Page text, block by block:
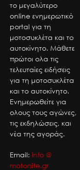
το μεγαλύτερο
online ενημερωτικό
portal για τη
μοτοσυκλέτα και το
αυτοκίνητο. Μάθετε
πρώτοι ολα τις
τελευταίες ειδήσεις
για τη μοτοσυκλέτα
και το αυτοκίνητο.
Ενημερωθείτε για
ολους τους αγώνες,
τις εκδηλώσεις, και
νέα της αγοράς.
Email: info @
motorsite.gr